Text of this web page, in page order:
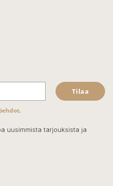
Tilaa
.
uusimmista tarjouksista ja